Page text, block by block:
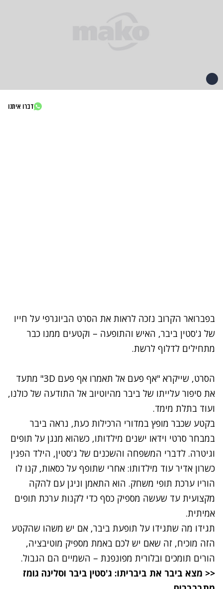
דברו איתנו
בפברואר הקרוב נזכה לראות את הסרט הביוגרפי על חייו
של ג'סטין ביבר, האיש והתופעה – וקטעים ממנו כבר
מתחילים לדלוף לרשת.
הסרט, שייקרא "אף פעם אל תאמרו אף פעם 3D" מתעד
את סיפור עלייתו של ביבר מהיוטיוב אל התודעה של כולנו,
ועוד בתלת מימד.
בקטע שכבר מופץ במדורי הרכילות כעת, נראה ביבר
במבחר סרטי וידאו ישנים מילדותו, כשהוא מנגן על תופים
וגיטרה. לדברי המשפחה והשכנים של ג'סטין, הילד הפגין
כשרון אדיר עוד מילדותו: אחרי שתופף על כסאות, קנו לו
הוריו ערכת תופי משחק. הוא התאמן וניגן עם להקה
מקצועית עד שעשה מספיק כסף כדי לקנות ערכת תופים
אמיתית.
תגידו מה שתגידו על תופעת ביבר, אם יש משהו שהקטע
הזה מוכיח, זה שאם יש לכם באמת מספיק מוטיבציה,
הורים תומכים ובלורית מפונפנת – השמיים הם הגבול.
<< מצא ביבר את ביבריתו: ג'סטין ביבר וסלינה גומז